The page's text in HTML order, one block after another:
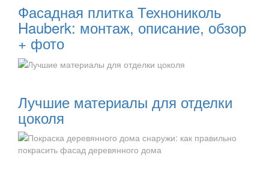
Фасадная плитка Технониколь
Hauberk: монтаж, описание, обзор
+ фото
Лучшие материалы для отделки
цоколя